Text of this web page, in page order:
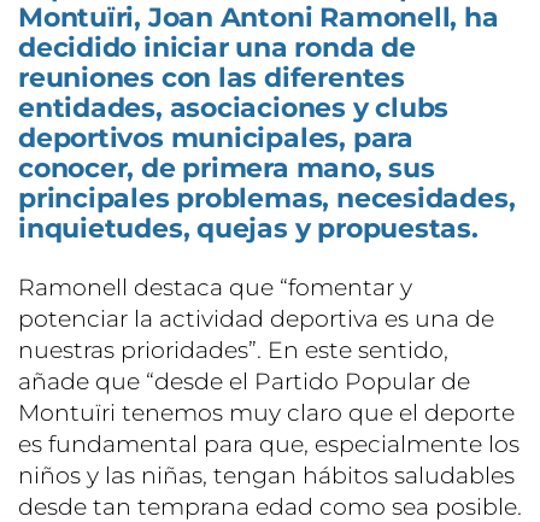
Montuïri, Joan Antoni Ramonell, ha
decidido iniciar una ronda de
reuniones con las diferentes
entidades, asociaciones y clubs
deportivos municipales, para
conocer, de primera mano, sus
principales problemas, necesidades,
inquietudes, quejas y propuestas.
Ramonell destaca que “fomentar y
potenciar la actividad deportiva es una de
nuestras prioridades”. En este sentido,
añade que “desde el Partido Popular de
Montuïri tenemos muy claro que el deporte
es fundamental para que, especialmente los
niños y las niñas, tengan hábitos saludables
desde tan temprana edad como sea posible.